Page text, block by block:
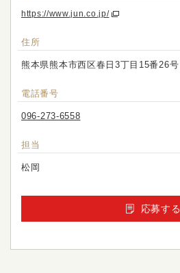
https://www.jun.co.jp/
住所
熊本県熊本市西区春日3丁目15番26号
電話番号
096-273-6558
担当
松岡
応募する